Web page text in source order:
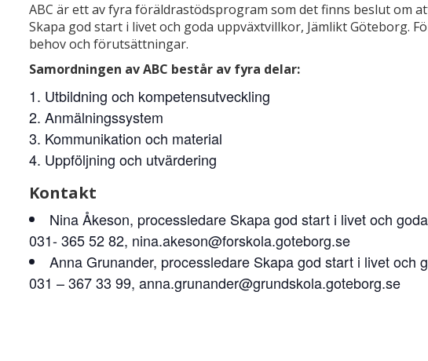
ABC är ett av fyra föräldrastödsprogram som det finns beslut om
Skapa god start i livet och goda uppväxtvillkor, Jämlikt Göteborg.
behov och förutsättningar.
Samordningen av ABC består av fyra delar:
Utbildning och kompetensutveckling
Anmälningssystem
Kommunikation och material
Uppföljning och utvärdering
Kontakt
Nina Åkeson, processledare Skapa god start i livet och
031- 365 52 82, nina.akeson@forskola.goteborg.se
Anna Grunander, processledare Skapa god start i livet och
031 – 367 33 99, anna.grunander@grundskola.goteborg.se